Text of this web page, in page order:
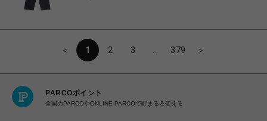
＜ 1 2 3 379 ＞
PARCOポイント
全国のPARCOやONLINE PARCOで貯まる＆使える